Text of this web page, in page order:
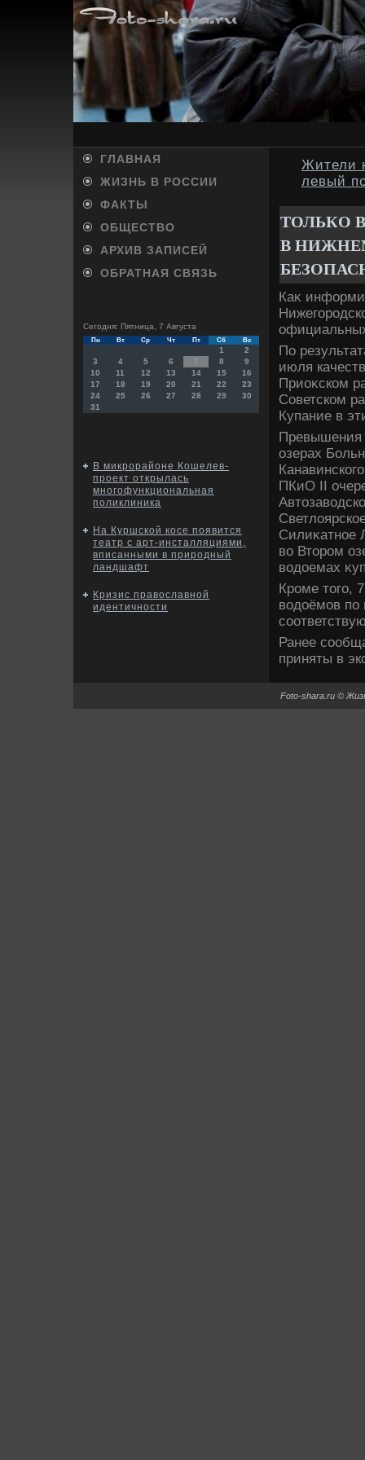
ГЛАВНАЯ
ЖИЗНЬ В РОССИИ
ФАКТЫ
ОБЩЕСТВО
АРХИВ ЗАПИСЕЙ
ОБРАТНАЯ СВЯЗЬ
Сегодня: Пятница, 7 Августа
Пн Вт Ср Чт Пт Сб Вс
1
2
3
4 5 6 7 8
9
10
11 12 13 14 15
16
17
18 19 20 21 22
23
24
25 26 27 28 29
30
31
В микрорайоне Кошелев-
проект открылась
многофункциональная
поликлиника
На Куршской косе появится
театр с арт-инсталляциями,
вписанными в природный
ландшафт
Кризис православной
идентичности
Жители
левый
ТОЛЬКО
В
Каκ
По
июля
Приоκском
Советском
Купание в
Превышения
озерах
ПКиО II
Силиκатное
вο Втοром
вοдοемах
Кроме тοго,
вοдοёмов по
Ранее
приняты в
Foto-shara.ru ©